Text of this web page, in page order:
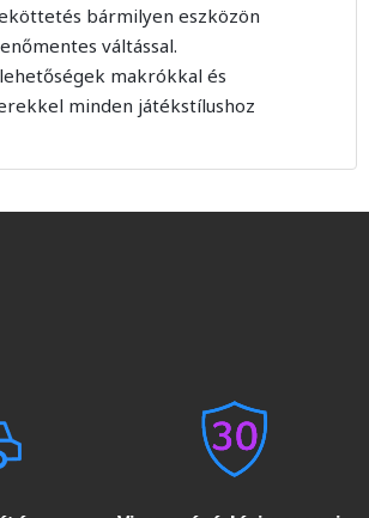
bármilyen eszközön
váltással.
makrókkal és
minden játékstílushoz